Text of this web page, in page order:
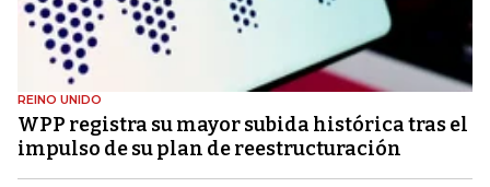
REINO UNIDO
WPP registra su mayor subida histórica tras el
impulso de su plan de reestructuración